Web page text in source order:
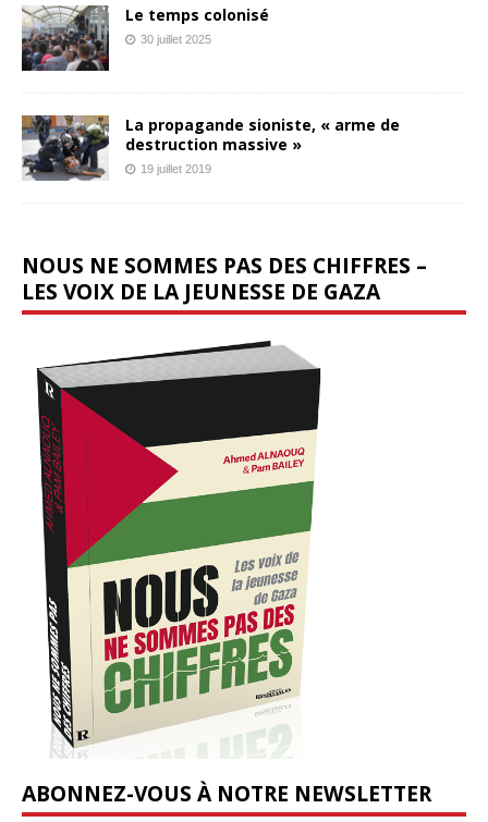
Le temps colonisé
30 juillet 2025
La propagande sioniste, « arme de
destruction massive »
19 juillet 2019
NOUS NE SOMMES PAS DES CHIFFRES –
LES VOIX DE LA JEUNESSE DE GAZA
ABONNEZ-VOUS À NOTRE NEWSLETTER